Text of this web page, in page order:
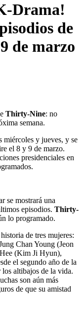
Drama!
de
de marzo
Thirty-Nine: no
semana.
miércoles y jueves, y se
el 8 y 9 de marzo.
presidenciales en
se mostrará una
episodios. Thirty-
lo programado.
de tres mujeres:
Chan Young (Jeon
(Kim Ji Hyun),
el segundo año de la
los altibajos de la vida.
son aún más
de que su amistad